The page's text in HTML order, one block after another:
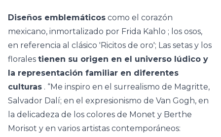
Diseños emblemáticos como el corazón
mexicano, inmortalizado por Frida Kahlo ; los osos,
en referencia al clásico 'Ricitos de oro'; Las setas y los
florales tienen su origen en el universo lúdico y
la representación familiar en diferentes
culturas . “Me inspiro en el surrealismo de Magritte,
Salvador Dalí; en el expresionismo de Van Gogh, en
la delicadeza de los colores de Monet y Berthe
Morisot y en varios artistas contemporáneos: